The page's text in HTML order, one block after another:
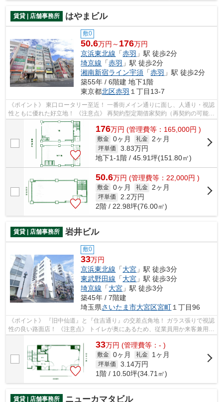
賃貸 | 店舗事務所 はやまビル
敷0
50.6万円～ 176万円
京浜東北線 「赤羽 」駅 徒歩2分
埼京線 「赤羽 」駅 徒歩2分
湘南新宿ライン宇須 「赤羽 」駅 徒歩2分
築55年 / 6階建 地下1階
東京都北区赤羽 １丁目13-7
《ポイント》 東口ロータリー至近！ 一番街メイン通りに面し、人通り・視認
性ともに優れた好立地！ 《注意点》 再契約型定期借家契約（再契約の可能性
あり）ですが、再開発エリアのた...
176万円 (管理費等：165,000円 )
敷金 0ヶ月 礼金 2ヶ月
坪単価 3.83万円
地下1-1階 / 45.91坪(151.80㎡)
50.6万円 (管理費等：22,000円 )
敷金 0ヶ月 礼金 2ヶ月
坪単価 2.2万円
2階 / 22.98坪(76.00㎡)
賃貸 | 店舗事務所 岩井ビル
敷0
33万円
京浜東北線 「大宮 」駅 徒歩3分
東武野田線 「大宮 」駅 徒歩3分
埼京線 「大宮 」駅 徒歩3分
築45年 / 7階建
埼玉県さいたま市大宮区宮町 １丁目96
《ポイント》 『旧中仙道』と『住吉通り』の交差点角地！ ガラス張りで視認
性の良い路面店！ 《注意点》 トイレが奥にあるため、従業員用か来客兼用で
33万円 (管理費等：- )
敷金 0ヶ月 礼金 1ヶ月
坪単価 3.14万円
1階 / 10.50坪(34.71㎡)
賃貸 | 店舗事務所 ニューカマタビル